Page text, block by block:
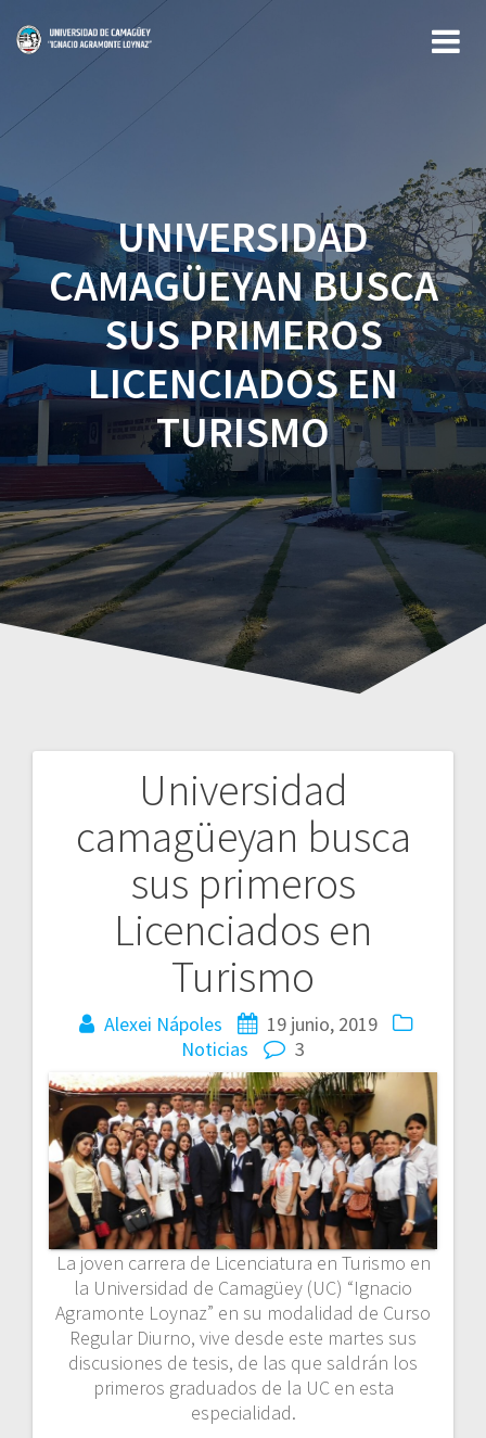
UNIVERSIDAD
CAMAGÜEYAN BUSCA
SUS PRIMEROS
LICENCIADOS EN
TURISMO
Universidad
camagüeyan busca
sus primeros
Licenciados en
Turismo
Alexei Nápoles
19 junio, 2019
Noticias
3
La joven carrera de Licenciatura en Turismo en
la Universidad de Camagüey (UC) “Ignacio
Agramonte Loynaz” en su modalidad de Curso
Regular Diurno, vive desde este martes sus
discusiones de tesis, de las que saldrán los
primeros graduados de la UC en esta
especialidad.
Navegación
entradas